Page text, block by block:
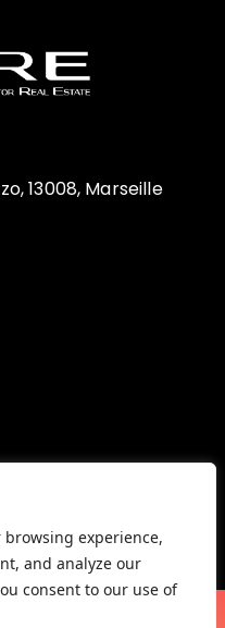
browsing experience,
and analyze our
consent to our use of
13008, Marseille